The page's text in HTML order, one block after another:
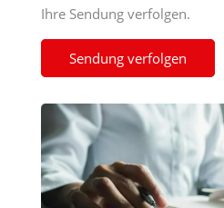
Ihre Sendung verfolgen.
Sendung verfolgen